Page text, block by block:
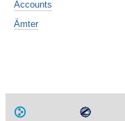
Accounts
Ämter